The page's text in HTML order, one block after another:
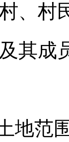
、村
其成
地范